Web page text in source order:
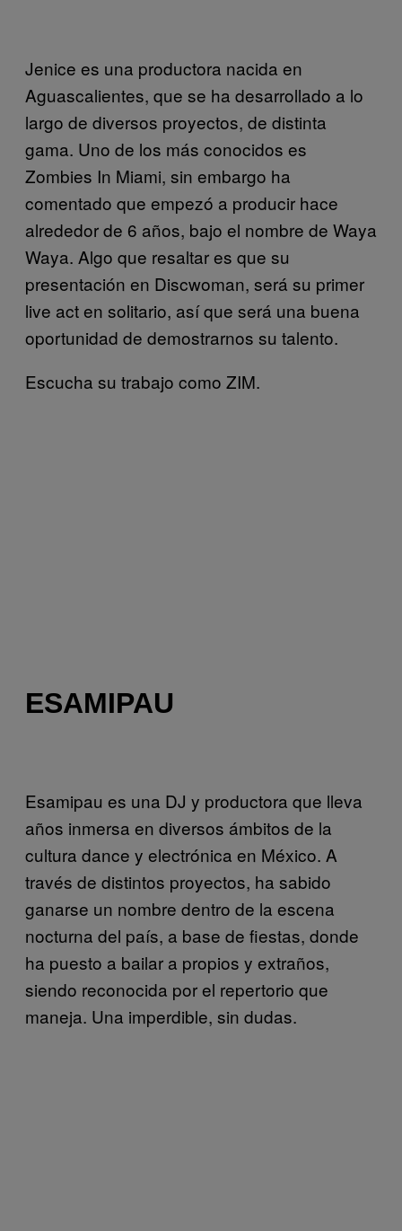
Jenice es una productora nacida en
Aguascalientes, que se ha desarrollado a lo
largo de diversos proyectos, de distinta
gama. Uno de los más conocidos es
Zombies In Miami, sin embargo ha
comentado que empezó a producir hace
alrededor de 6 años, bajo el nombre de Waya
Waya. Algo que resaltar es que su
presentación en Discwoman, será su primer
live act en solitario, así que será una buena
oportunidad de demostrarnos su talento.
Escucha su trabajo como ZIM.
ESAMIPAU
Esamipau es una DJ y productora que lleva
años inmersa en diversos ámbitos de la
cultura dance y electrónica en México. A
través de distintos proyectos, ha sabido
ganarse un nombre dentro de la escena
nocturna del país, a base de fiestas, donde
ha puesto a bailar a propios y extraños,
siendo reconocida por el repertorio que
maneja. Una imperdible, sin dudas.